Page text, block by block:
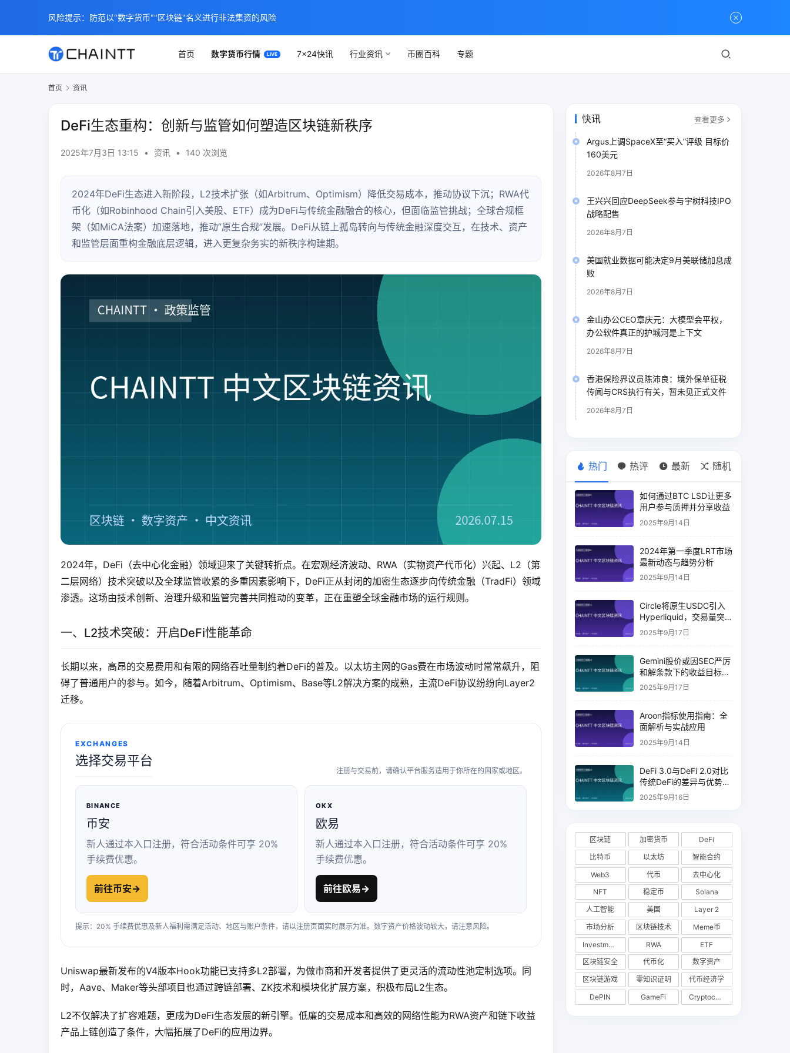
首页 数字货币行情 7×24快讯 行业资讯 币圈百科 专题
首页 资讯
DeFi生态重构：创新与监管如何塑造区块链新秩序
2025年7月3日 13:15 • 资讯 • 140 次浏览
2024年DeFi生态进入新阶段，L2技术扩张（如Arbitrum、Optimism）降低交易成本，推动协议下沉；RWA代
币化（如Robinhood Chain引入美股、ETF）成为DeFi与传统金融融合的核心，但面临监管挑战；全球合规框
架（如MiCA法案）加速落地，推动”原生合规”发展。DeFi从链上孤岛转向与传统金融深度交互，在技术、资产
和监管层面重构金融底层逻辑，进入更复杂务实的新秩序构建期。
2024年，DeFi（去中心化金融）领域迎来了关键转折点。在宏观经济波动、RWA（实物资产代币化）兴起、L2（第
二层网络）技术突破以及全球监管收紧的多重因素影响下，DeFi正从封闭的加密生态逐步向传统金融（TradFi）领域
渗透。这场由技术创新、治理升级和监管完善共同推动的变革，正在重塑全球金融市场的运行规则。
一、L2技术突破：开启DeFi性能革命
长期以来，高昂的交易费用和有限的网络吞吐量制约着DeFi的普及。以太坊主网的Gas费在市场波动时常常飙升，阻
碍了普通用户的参与。如今，随着Arbitrum、Optimism、Base等L2解决方案的成熟，主流DeFi协议纷纷向Layer2
迁移。
EXCHANGES
选择交易平台
注册与交易前，请确认平台服务适用于你所在的国家或地区。
BINANCE
币安
新人通过本入口注册，符合活动条件可享 20%
手续费优惠。
前往币安→
OKX
欧易
新人通过本入口注册，符合活动条件可享 20%
手续费优惠。
前往欧易→
提示：20% 手续费优惠及新人福利需满足活动、地区与账户条件，请以注册页面实时展示为准。数字资产价格波动较大，请注意风险。
Uniswap最新发布的V4版本Hook功能已支持多L2部署，为做市商和开发者提供了更灵活的流动性池定制选项。同
时，Aave、Maker等头部项目也通过跨链部署、ZK技术和模块化扩展方案，积极布局L2生态。
L2不仅解决了扩容难题，更成为DeFi生态发展的新引擎。低廉的交易成本和高效的网络性能为RWA资产和链下收益
产品上链创造了条件，大幅拓展了DeFi的应用边界。
快讯 查看更多
Argus上调SpaceX至“买入”评级 目标价
160美元
2026年8月7日
王兴兴回应DeepSeek参与宇树科技IPO
战略配售
2026年8月7日
美国就业数据可能决定9月美联储加息成
败
2026年8月7日
金山办公CEO章庆元：大模型会平权，
办公软件真正的护城河是上下文
2026年8月7日
香港保险界议员陈沛良：境外保单征税
传闻与CRS执行有关，暂未见正式文件
2026年8月7日
热门 热评 最新 随机
如何通过BTC LSD让更多
用户参与质押并分享收益
2025年9月14日
2024年第一季度LRT市场
最新动态与趋势分析
2025年9月14日
Circle将原生USDC引入
Hyperliquid，交易量突
破币安14%
2025年9月17日
Gemini股价或因SEC严厉
和解条款下的收益目标破
灭而下跌
2025年9月17日
Aroon指标使用指南：全
面解析与实战应用
2025年9月14日
DeFi 3.0与DeFi 2.0对比
传统DeFi的差异与优势分
析
2025年9月16日
区块链 加密货币
DeFi
比特币
以太坊
智能合约
Web3
代币
去中心化
NFT
稳定币
Solana
人工智能
美国
Layer 2
市场分析
区块链技术
Meme币
Investments
RWA
ETF
区块链安全
代币化
数字资产
区块链游戏
零知识证明
代币经济学
DePIN
GameFi Cryptocurrency Exchange
风险提示：防范以"数字货币""区块链"名义进行非法集资的风险